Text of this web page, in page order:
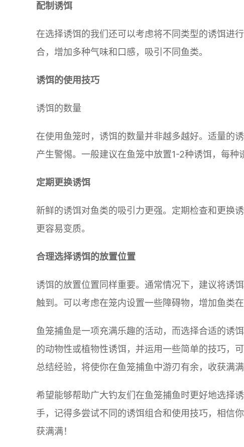
配制诱饵
在选择诱饵的我们还可以考虑将不同类型的诱饵进
合，增加多种气味和口感，吸引不同鱼类。
诱饵的使用技巧
诱饵的数量
在使用鱼笼时，诱饵的数量并非越多越好。适量的
产生警惕。一般建议在鱼笼中放置1-2种诱饵，每种
定期更换诱饵
新鲜的诱饵对鱼类的吸引力更强。定期检查和更换
更容易变质。
合理选择诱饵的放置位置
诱饵的放置位置同样重要。通常情况下，建议将诱
触到。可以考虑在笼内设置一些障碍物，增加鱼类在
鱼笼捕鱼是一项充满乐趣的活动，而选择合适的诱
的动物性或植物性诱饵，并运用一些简单的技巧，
总结经验，将使你在鱼笼捕鱼中游刃有余，收获满满
希望能够帮助广大钓友们在鱼笼捕鱼时更好地选择
手，记得多尝试不同的诱饵组合和使用技巧，相信
获满满！